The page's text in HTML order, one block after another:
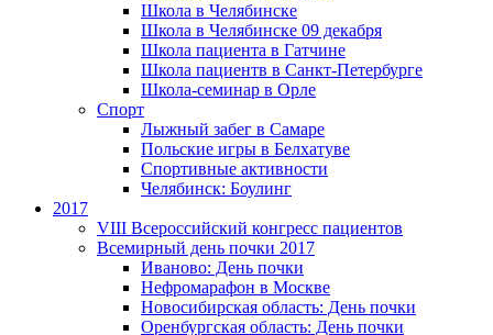
Школа в Челябинске
Школа в Челябинске 09 декабря
Школа пациента в Гатчине
Школа пациентв в Санкт-Петербурге
Школа-семинар в Орле
Спорт
Лыжный забег в Самаре
Польские игры в Белхатуве
Спортивные активности
Челябинск: Боулинг
2017
VIII Всероссийский конгресс пациентов
Всемирный день почки 2017
Иваново: День почки
Нефромарафон в Москве
Новосибирская область: День почки
Оренбургская область: День почки